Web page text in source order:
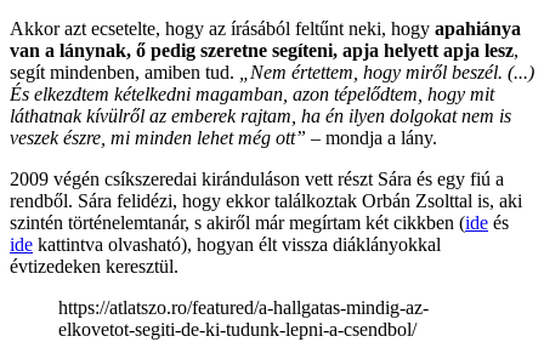
Akkor azt ecsetelte, hogy az írásából feltűnt neki, hogy apahiánya
van a lánynak, ő pedig szeretne segíteni, apja helyett apja lesz,
segít mindenben, amiben tud.
„Nem értettem, hogy miről beszél. (...)
És elkezdtem kételkedni magamban, azon tépelődtem, hogy mit
láthatnak kívülről az emberek rajtam, ha én ilyen dolgokat nem is
veszek észre, mi minden lehet még ott” – mondja a lány.
2009 végén csíkszeredai kiránduláson vett részt Sára és egy fiú a
rendből. Sára felidézi, hogy ekkor találkoztak Orbán Zsolttal is, aki
szintén történelemtanár, s akiről már megírtam két cikkben (ide és
ide kattintva olvasható), hogyan élt vissza diáklányokkal
évtizedeken keresztül.
https://atlatszo.ro/featured/a-hallgatas-mindig-az-
elkovetot-segiti-de-ki-tudunk-lepni-a-csendbol/